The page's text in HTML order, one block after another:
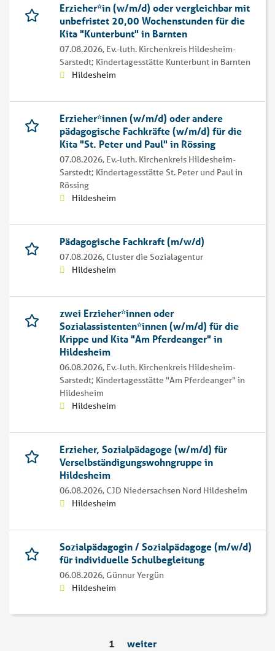
Erzieher*in (w/m/d) oder vergleichbar mit
unbefristet 20,00 Wochenstunden für die
Kita "Kunterbunt" in Barnten
07.08.2026, Ev.-luth. Kirchenkreis Hildesheim-
Sarstedt; Kindertagesstätte Kunterbunt in Barnten
Hildesheim
Erzieher*innen (w/m/d) oder andere
pädagogische Fachkräfte (w/m/d) für die
Kita "St. Peter und Paul" in Rössing
07.08.2026, Ev.-luth. Kirchenkreis Hildesheim-
Sarstedt; Kindertagesstätte St. Peter und Paul in
Rössing
Hildesheim
Pädagogische Fachkraft (m/w/d)
07.08.2026, Cluster die Sozialagentur
Hildesheim
zwei Erzieher*innen oder
Sozialassistenten*innen (w/m/d) für die
Krippe und Kita "Am Pferdeanger" in
Hildesheim
06.08.2026, Ev.-luth. Kirchenkreis Hildesheim-
Sarstedt; Kindertagesstätte "Am Pferdeanger" in
Hildesheim
Hildesheim
Erzieher, Sozialpädagoge (w/m/d) für
Verselbständigungswohngruppe in
Hildesheim
06.08.2026, CJD Niedersachsen Nord Hildesheim
Hildesheim
Sozialpädagogin / Sozialpädagoge (m/w/d)
für individuelle Schulbegleitung
06.08.2026, Günnur Yergün
Hildesheim
1 weiter